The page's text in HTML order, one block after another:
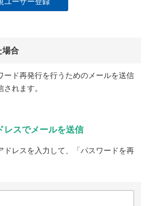
場合
ード再発行を行うためのメールを送信
れます。
レスでメールを送信
ドレスを入力して、「パスワードを再